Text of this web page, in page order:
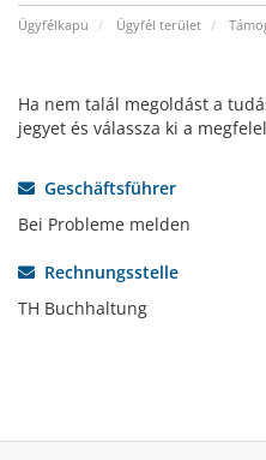
Ügyfélkapu Ügyfél terület
Ha nem talál megoldást a
jegyet és válassza ki a
Geschäftsführer
Bei Probleme melden
Rechnungsstelle
TH Buchhaltung